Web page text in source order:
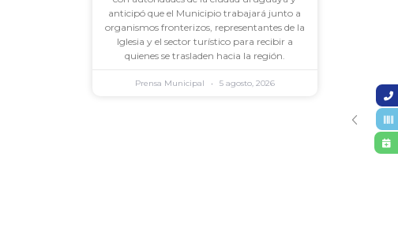
anticipó que el Municipio trabajará junto a
organismos fronterizos, representantes de la
Iglesia y el sector turístico para recibir a
quienes se trasladen hacia la región.
Prensa Municipal 5 agosto, 2026